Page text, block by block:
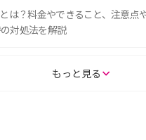
は？料金やできること、注意点
対処法を解説
16eとiPhone 14を徹底比較！ス
もっと見る